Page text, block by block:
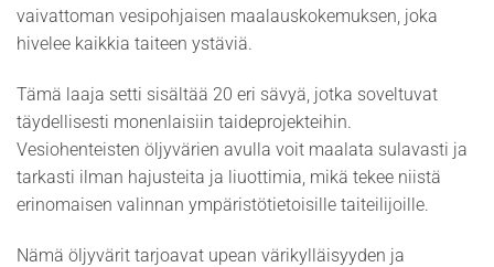
vaivattoman vesipohjaisen maalauskokemuksen, joka
hivelee kaikkia taiteen ystäviä.
Tämä laaja setti sisältää 20 eri sävyä, jotka soveltuvat
täydellisesti monenlaisiin taideprojekteihin.
Vesiohenteisten öljyvärien avulla voit maalata sulavasti ja
tarkasti ilman hajusteita ja liuottimia, mikä tekee niistä
erinomaisen valinnan ympäristötietoisille taiteilijoille.
Nämä öljyvärit tarjoavat upean värikylläisyyden ja